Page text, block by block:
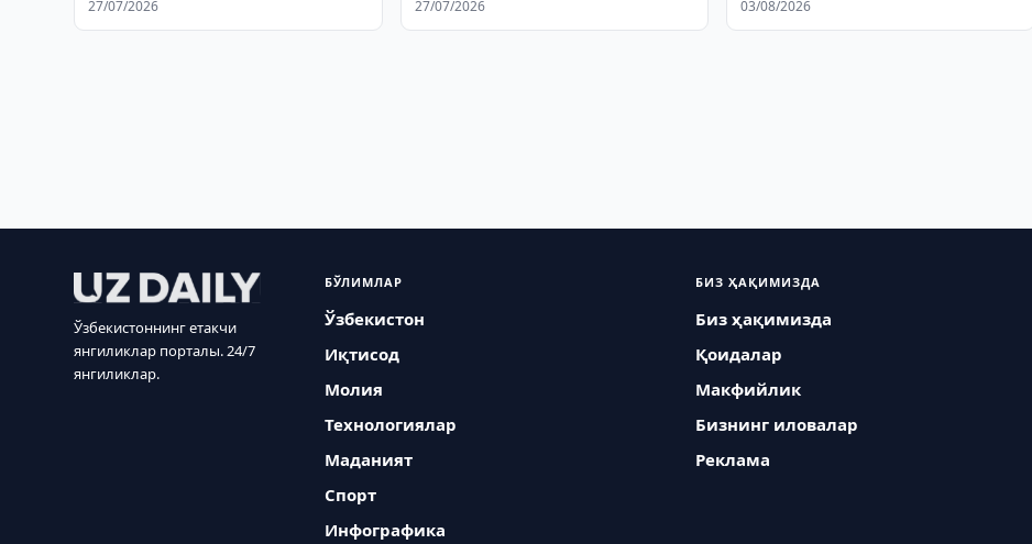
27/07/2026 27/07/2026 03/08/2026
Ўзбекистоннинг етакчи
янгиликлар порталы. 24/7
янгиликлар.
БЎЛИМЛАР
Ўзбекистон
Иқтисод
Молия
Технологиялар
Маданият
Спорт
Инфографика
БИЗ ҲАҚИМИЗДА
Биз ҳақимизда
Қоидалар
Макфийлик
Бизнинг иловалар
Реклама